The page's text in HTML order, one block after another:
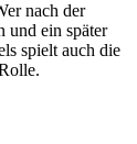
nach der
und ein später
spielt auch die